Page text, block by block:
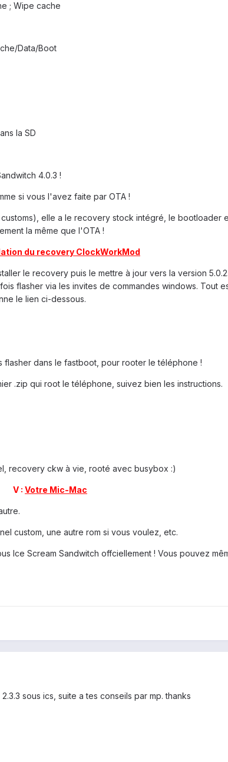
; Wipe cache
Data/Boot
la SD
4.0.3 !
si vous l'avez faite par OTA !
elle a le recovery stock intégré, le bootloader
la même que l'OTA !
du recovery ClockWorkMod
le recovery puis le mettre à jour vers la version
flasher via les invites de commandes windows. Tout
le lien ci-dessous.
dans le fastboot, pour rooter le téléphone !
.zip qui root le téléphone, suivez bien les instructions.
recovery ckw à vie, rooté avec busybox :)
V : Votre Mic-Mac
custom, une autre rom si vous voulez, etc.
Ice Scream Sandwitch offciellement ! Vous pouvez
sous ics, suite a tes conseils par mp. thanks